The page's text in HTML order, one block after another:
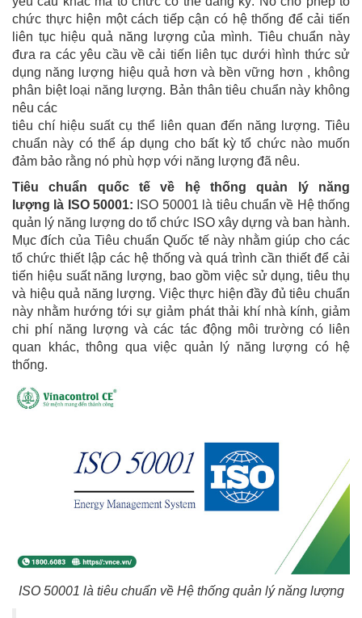
chức thực hiện một cách tiếp cận có hệ thống để cải tiến
liên tục hiệu quả năng lượng của mình. Tiêu chuẩn này
đưa ra các yêu cầu về cải tiến liên tục dưới hình thức sử
dụng năng lượng hiệu quả hơn và bền vững hơn , không
phân biệt loại năng lượng. Bản thân tiêu chuẩn này không
nêu các
tiêu chí hiệu suất cụ thể liên quan đến năng lượng. Tiêu
chuẩn này có thể áp dụng cho bất kỳ tổ chức nào muốn
đảm bảo rằng nó phù hợp với năng lượng đã nêu.
Tiêu chuẩn quốc tế về hệ thống quản lý năng
lượng là ISO 50001: ISO 50001 là tiêu chuẩn về Hệ thống
quản lý năng lượng do tổ chức ISO xây dựng và ban hành.
Mục đích của Tiêu chuẩn Quốc tế này nhằm giúp cho các
tổ chức thiết lập các hệ thống và quá trình cần thiết để cải
tiến hiệu suất năng lượng, bao gồm việc sử dụng, tiêu thụ
và hiệu quả năng lượng. Việc thực hiện đầy đủ tiêu chuẩn
này nhằm hướng tới sự giảm phát thải khí nhà kính, giảm
chi phí năng lượng và các tác động môi trường có liên
quan khác, thông qua việc quản lý năng lượng có hệ
thống.
ISO 50001 là tiêu chuẩn về Hệ thống quản lý năng lượng